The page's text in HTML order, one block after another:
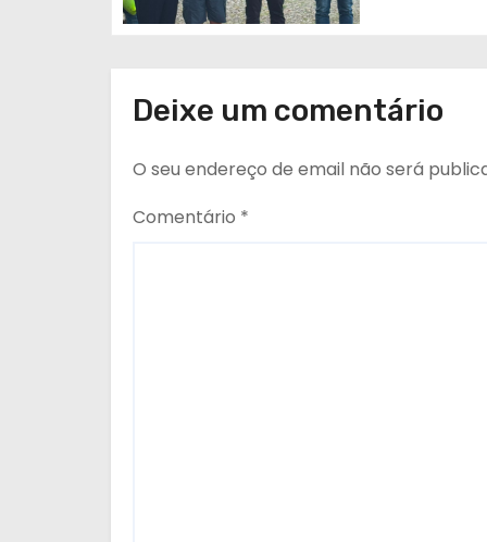
g
s
Deixe um comentário
O seu endereço de email não será
Comentário *